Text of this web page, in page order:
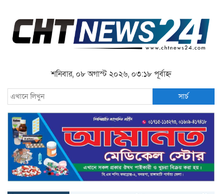
শনিবার, ০৮ অগাস্ট ২০২৬, ০৩:১৮ পূর্বাহ্ন
সার্চ